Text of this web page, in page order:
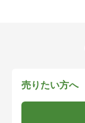
売りたい方へ